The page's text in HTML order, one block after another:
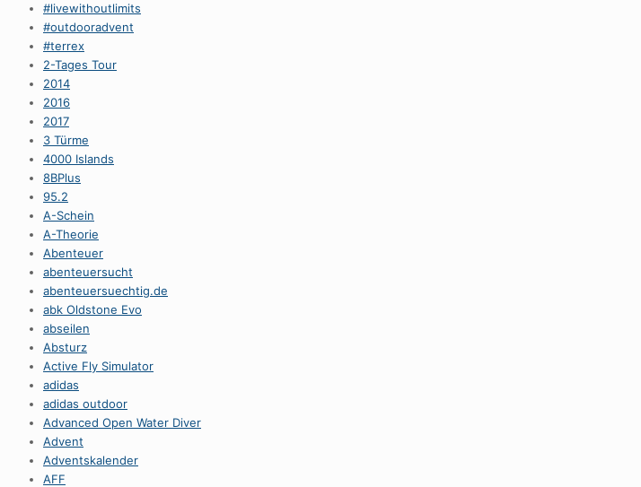
#livewithoutlimits
#outdooradvent
#terrex
2-Tages Tour
2014
2016
2017
3 Türme
4000 Islands
8BPlus
95.2
A-Schein
A-Theorie
Abenteuer
abenteuersucht
abenteuersuechtig.de
abk Oldstone Evo
abseilen
Absturz
Active Fly Simulator
adidas
adidas outdoor
Advanced Open Water Diver
Advent
Adventskalender
AFF